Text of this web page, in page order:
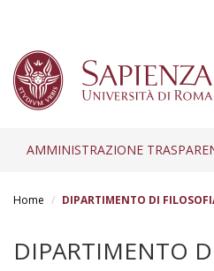
AMMINISTRAZIONE
Home DIPARTIMENTO DI
DIPARTIMENTO